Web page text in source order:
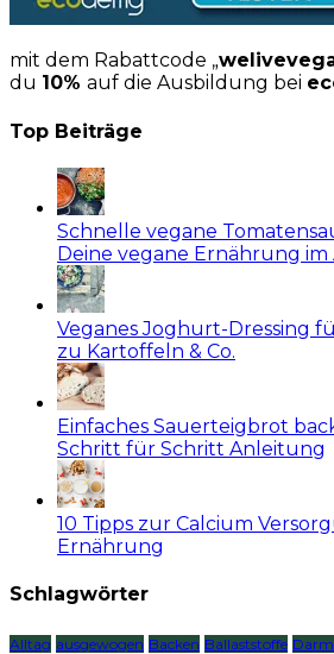
mit dem Rabattcode „
du 10% auf die Ausbildung bei
Top Beiträge
Schnelle vegane
Deine vegane Ernährung im
Veganes Joghurt-Dressing
zu Kartoffeln & Co.
Einfaches Sauerteigbrot
Schritt für Schritt Anleitung
10 Tipps zur Calcium
Ernährung
Schlagwörter
Alltag ausgewogen Backen Ballaststoffe